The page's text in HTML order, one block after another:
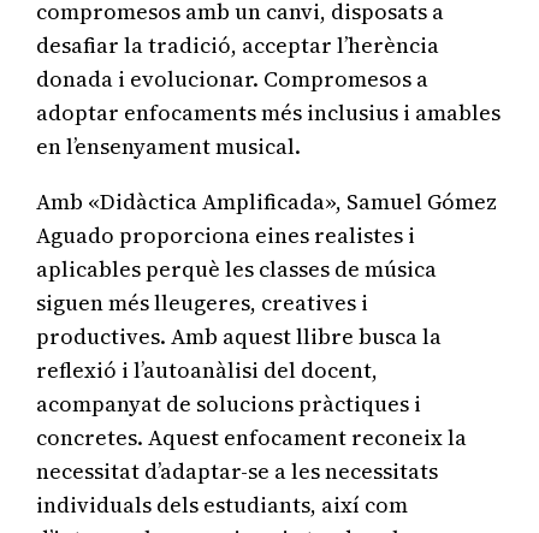
compromesos amb un canvi, disposats a
desafiar la tradició, acceptar l’herència
donada i evolucionar. Compromesos a
adoptar enfocaments més inclusius i amables
en l’ensenyament musical.
Amb «Didàctica Amplificada», Samuel Gómez
Aguado proporciona eines realistes i
aplicables perquè les classes de música
siguen més lleugeres, creatives i
productives. Amb aquest llibre busca la
reflexió i l’autoanàlisi del docent,
acompanyat de solucions pràctiques i
concretes. Aquest enfocament reconeix la
necessitat d’adaptar-se a les necessitats
individuals dels estudiants, així com